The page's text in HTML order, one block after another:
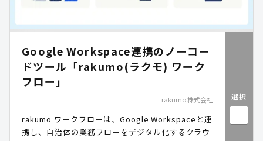
Google Workspace連携のノーコー
ドツール「rakumo(ラクモ) ワーク
フロー」
rakumo 株式会社
rakumo ワークフローは、Google Workspaceと連
携し、自治体の業務フローをデジタル化するクラウ
選択